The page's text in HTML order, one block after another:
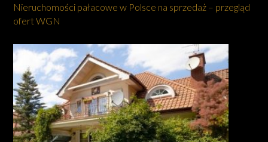
Nieruchomości pałacowe w Polsce na sprzedaż – przegląd
ofert WGN